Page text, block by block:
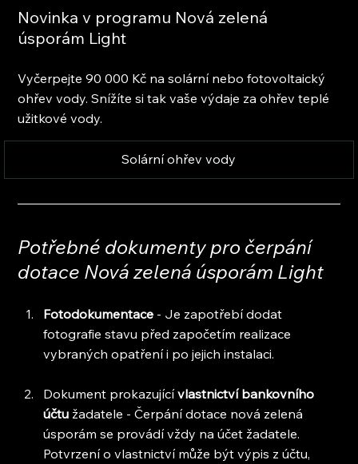
Novinka v programu Nová zelená
úsporám Light
Vyčerpejte 90 000 Kč na solární nebo fotovoltaický
ohřev vody. Snížíte si tak vaše výdaje za ohřev teplé
užitkové vody.
Solární ohřev vody
Potřebné dokumenty pro čerpání
dotace Nová zelená úsporám Light
Fotodokumentace - Je zapotřebí dodat
fotografie stavu před započetím realizace
vybraných opatření i po jejich instalaci.
Dokument prokazující vlastnictví bankovního
účtu žadatele - Čerpání dotace nová zelená
úsporám se provádí vždy na účet žadatele.
Potvrzení o vlastnictví může být výpis z účtu,